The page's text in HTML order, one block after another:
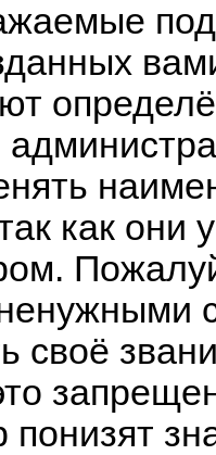
как они
своё
понизят